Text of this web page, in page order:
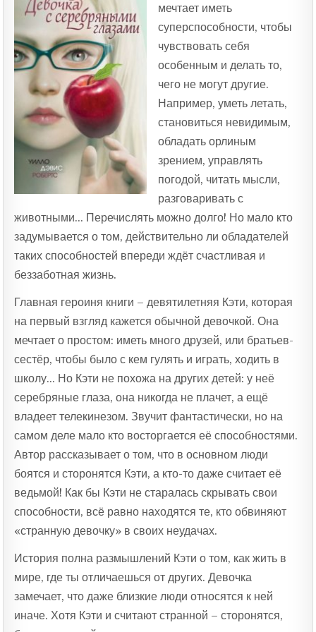
мечтает иметь
суперспособности, чтобы
чувствовать себя
особенным и делать то,
чего не могут другие.
Например, уметь летать,
становиться невидимым,
обладать орлиным
зрением, управлять
погодой, читать мысли,
разговаривать с
животными… Перечислять можно долго! Но мало кто
задумывается о том, действительно ли обладателей
таких способностей впереди ждёт счастливая и
беззаботная жизнь.
Главная героиня книги – девятилетняя Кэти, которая
на первый взгляд кажется обычной девочкой. Она
мечтает о простом: иметь много друзей, или братьев-
сестёр, чтобы было с кем гулять и играть, ходить в
школу… Но Кэти не похожа на других детей: у неё
серебряные глаза, она никогда не плачет, а ещё
владеет телекинезом. Звучит фантастически, но на
самом деле мало кто восторгается её способностями.
Автор рассказывает о том, что в основном люди
боятся и сторонятся Кэти, а кто-то даже считает её
ведьмой! Как бы Кэти не старалась скрывать свои
способности, всё равно находятся те, кто обвиняют
«странную девочку» в своих неудачах.
История полна размышлений Кэти о том, как жить в
мире, где ты отличаешься от других. Девочка
замечает, что даже близкие люди относятся к ней
иначе. Хотя Кэти и считают странной – сторонятся,